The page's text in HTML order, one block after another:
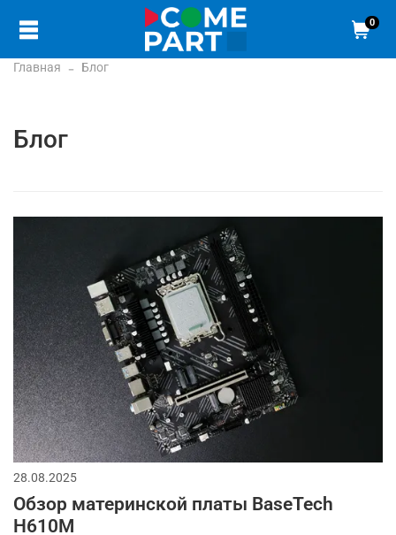
0
Главная Блог
Блог
28.08.2025
Обзор материнской платы BaseTech
H610M